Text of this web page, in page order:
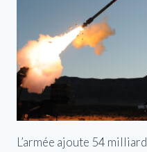
L’armée ajoute 54